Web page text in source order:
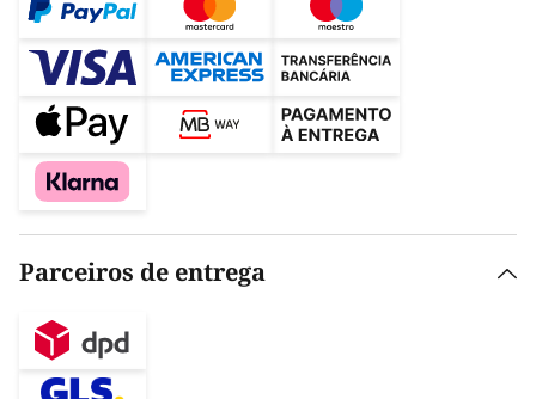
Parceiros de entrega